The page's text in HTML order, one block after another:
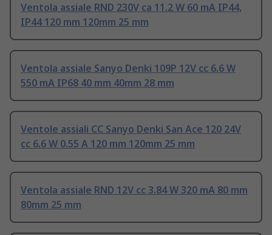
Ventola assiale RND 230V ca 11.2 W 60 mA IP44,
IP44 120 mm 120mm 25 mm
Ventola assiale Sanyo Denki 109P 12V cc 6.6 W
550 mA IP68 40 mm 40mm 28 mm
Ventole assiali CC Sanyo Denki San Ace 120 24V
cc 6.6 W 0.55 A 120 mm 120mm 25 mm
Ventola assiale RND 12V cc 3.84 W 320 mA 80 mm
80mm 25 mm